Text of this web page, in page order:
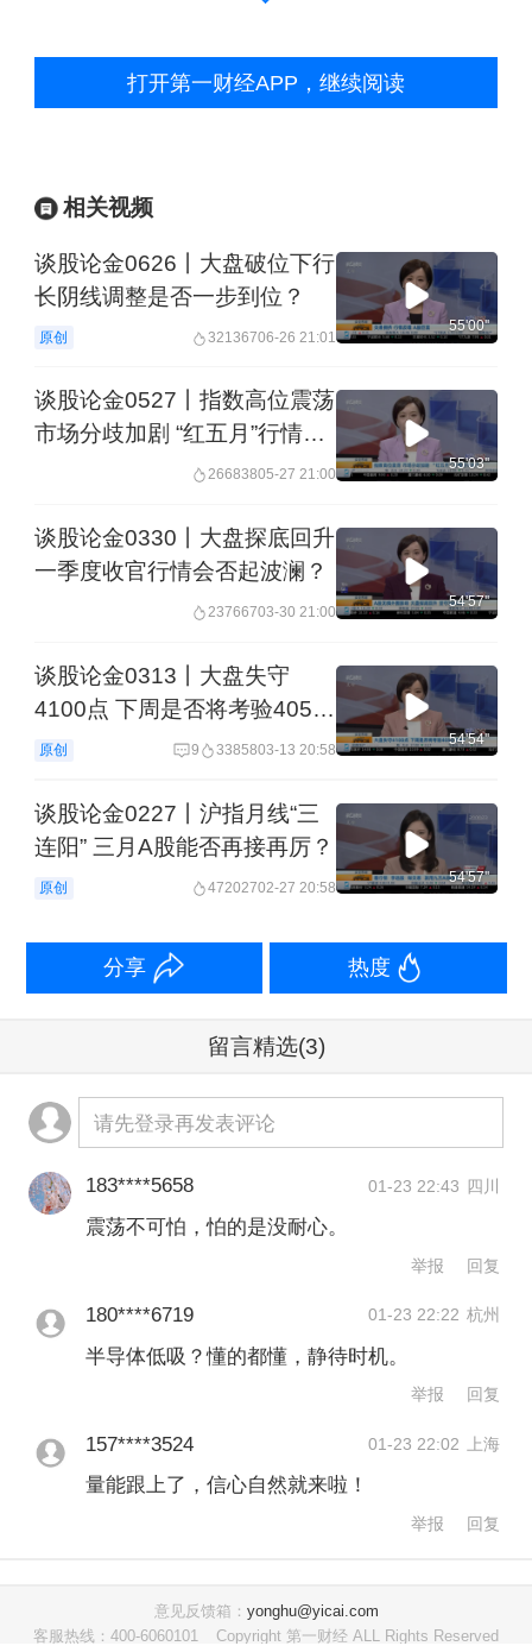
打开第一财经APP，继续阅读
相关视频
谈股论金0626丨大盘破位下行
长阴线调整是否一步到位？
原创 32136706-26 21:01
55'00''
谈股论金0527丨指数高位震荡
市场分歧加剧 “红五月”行情还
26683805-27 21:00
55'03''
谈股论金0330丨大盘探底回升
一季度收官行情会否起波澜？
23766703-30 21:00
54'57''
谈股论金0313丨大盘失守
4100点 下周是否将考验4050
支撑？
原创 9 3385803-13 20:58
54'54''
谈股论金0227丨沪指月线“三
连阳” 三月A股能否再接再厉？
原创 47202702-27 20:58
54'57''
分享 热度
留言精选(3)
请先登录再发表评论
183****5658 01-23 22:43 四川
震荡不可怕，怕的是没耐心。
举报 回复
180****6719 01-23 22:22 杭州
半导体低吸？懂的都懂，静待时机。
举报 回复
157****3524 01-23 22:02 上海
量能跟上了，信心自然就来啦！
举报 回复
意见反馈箱： yonghu@yicai.com
客服热线：400-6060101
Copyright 第一财经 ALL Rights Reserved